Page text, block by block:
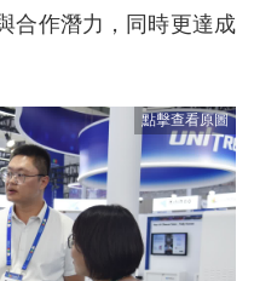
合作潛力，同時更達成